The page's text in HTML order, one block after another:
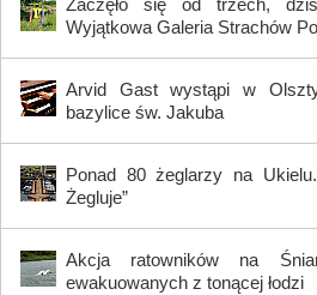
Zaczęło się od trzech,
Wyjątkowa Galeria Strachów
Arvid Gast wystąpi w
bazylice św. Jakuba
Ponad 80 żeglarzy na
Żegluje”
Akcja ratowników na
ewakuowanych z tonącej łodzi